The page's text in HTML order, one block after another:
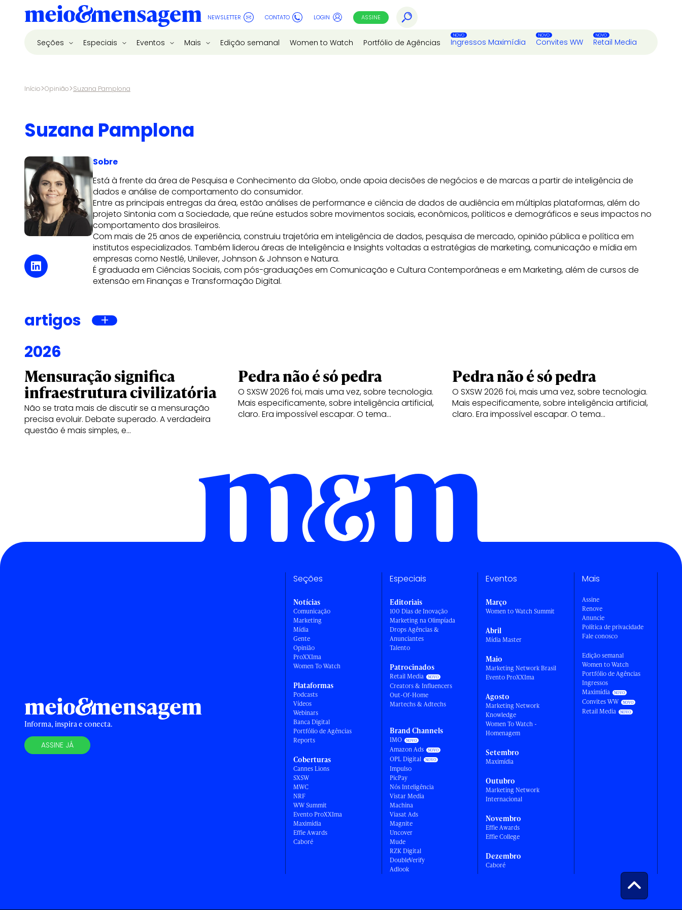
NEWSLETTER CONTATO LOGIN ASSINE
Seções Especiais Eventos Mais Edição semanal Women to Watch Portfólio de Agências Ingressos Maximídia Convites WW Retail Media
Início>Opinião>Suzana Pamplona
Suzana Pamplona
Sobre
Está à frente da área de Pesquisa e Conhecimento da Globo, onde apoia decisões de negócios e de marcas a partir de inteligência de
dados e análise de comportamento do consumidor.
Entre as principais entregas da área, estão análises de performance e ciência de dados de audiência em múltiplas plataformas, além do
projeto Sintonia com a Sociedade, que reúne estudos sobre movimentos sociais, econômicos, políticos e demográficos e seus impactos no
comportamento dos brasileiros.
Com mais de 25 anos de experiência, construiu trajetória em inteligência de dados, pesquisa de mercado, opinião pública e política em
institutos especializados. Também liderou áreas de Inteligência e Insights voltadas a estratégias de marketing, comunicação e mídia em
empresas como Nestlé, Unilever, Johnson & Johnson e Natura.
É graduada em Ciências Sociais, com pós-graduações em Comunicação e Cultura Contemporâneas e em Marketing, além de cursos de
extensão em Finanças e Transformação Digital.
artigos
2026
Mensuração significa
infraestrutura civilizatória
Não se trata mais de discutir se a mensuração
precisa evoluir. Debate superado. A verdadeira
questão é mais simples, e…
Pedra não é só pedra
O SXSW 2026 foi, mais uma vez, sobre tecnologia.
Mais especificamente, sobre inteligência artificial,
claro. Era impossível escapar. O tema…
Pedra não é só pedra
O SXSW 2026 foi, mais uma vez, sobre tecnologia.
Mais especificamente, sobre inteligência artificial,
claro. Era impossível escapar. O tema…
Informa, inspira e conecta.
ASSINE JÁ
Seções
Notícias
Comunicação
Marketing
Mídia
Gente
Opinião
ProXXIma
Women To Watch
Plataformas
Podcasts
Vídeos
Webinars
Banca Digital
Portfólio de Agências
Reports
Coberturas
Cannes Lions
SXSW
MWC
NRF
WW Summit
Evento ProXXIma
Maximídia
Effie Awards
Caboré
Especiais
Editoriais
100 Dias de Inovação
Marketing na Olimpíada
Drops Agências &
Anunciantes
Talento
Patrocinados
Retail Media
Creators & Influencers
Out-Of-Home
Martechs & Adtechs
Brand Channels
IMO
Amazon Ads
OPL Digital
Impulso
PicPay
Nós Inteligência
Vistar Media
Machina
Viasat Ads
Magnite
Uncover
Mude
RZK Digital
DoubleVerify
Adlook
Eventos
Março
Women to Watch Summit
Abril
Mídia Master
Maio
Marketing Network Brasil
Evento ProXXIma
Agosto
Marketing Network
Knowledge
Women To Watch -
Homenagem
Setembro
Maximídia
Outubro
Marketing Network
Internacional
Novembro
Effie Awards
Effie College
Dezembro
Caboré
Mais
Assine
Renove
Anuncie
Política de privacidade
Fale conosco
Edição semanal
Women to Watch
Portfólio de Agências
Ingressos
Maximídia
Convites WW
Retail Media